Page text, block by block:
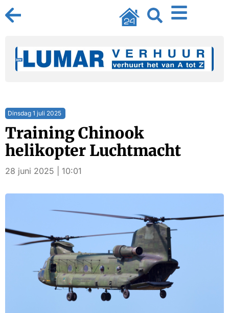
Dinsdag 1 juli 2025
Training Chinook
helikopter Luchtmacht
28 juni 2025 | 10:01